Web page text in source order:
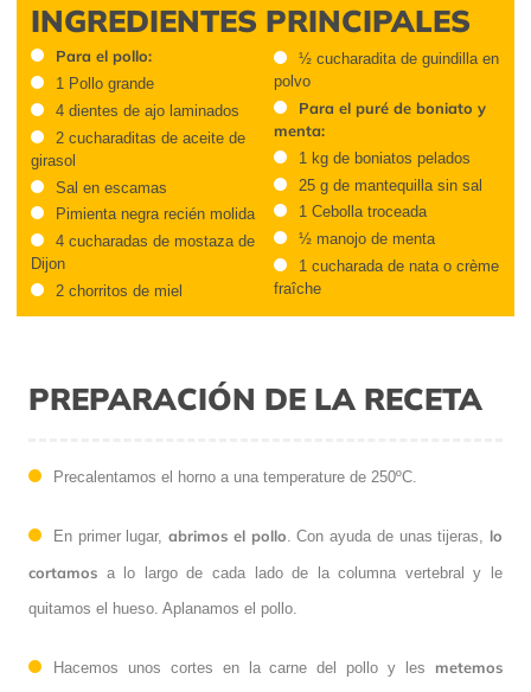
INGREDIENTES PRINCIPALES
Para el pollo:
1 Pollo grande
4 dientes de ajo laminados
2 cucharaditas de aceite de
girasol
Sal en escamas
Pimienta negra recién molida
4 cucharadas de mostaza de
Dijon
2 chorritos de miel
½ cucharadita de guindilla en
polvo
Para el puré de boniato y
menta:
1 kg de boniatos pelados
25 g de mantequilla sin sal
1 Cebolla troceada
½ manojo de menta
1 cucharada de nata o crème
fraîche
PREPARACIÓN DE LA RECETA
Precalentamos el horno a una temperature de 250ºC.
En primer lugar,abrimos el pollo . Con ayuda de unas tijeras, lo
cortamos a lo largo de cada lado de la columna vertebral y le
quitamos el hueso. Aplanamos el pollo.
Hacemos unos cortes en la carne del pollo y les metemos